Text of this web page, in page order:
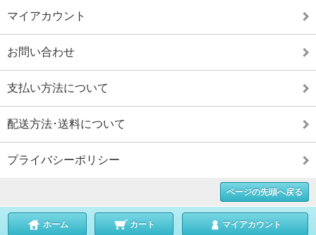
マイアカウント
お問い合わせ
支払い方法について
配送方法･送料について
プライバシーポリシー
ページの先頭へ戻る
ホーム カート マイアカウント